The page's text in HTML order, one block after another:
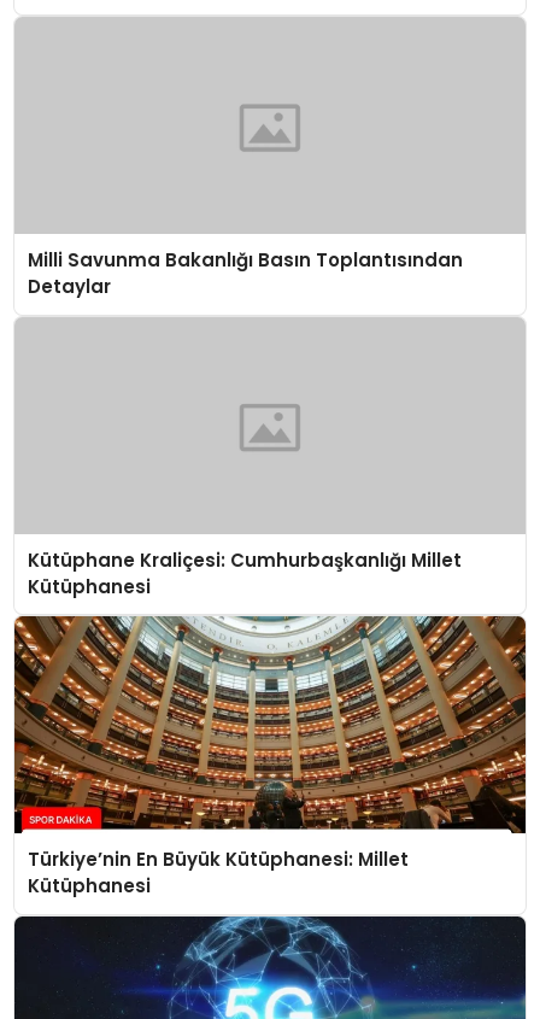
Milli Savunma Bakanlığı Basın Toplantısından
Detaylar
Kütüphane Kraliçesi: Cumhurbaşkanlığı Millet
Kütüphanesi
Türkiye’nin En Büyük Kütüphanesi: Millet
Kütüphanesi